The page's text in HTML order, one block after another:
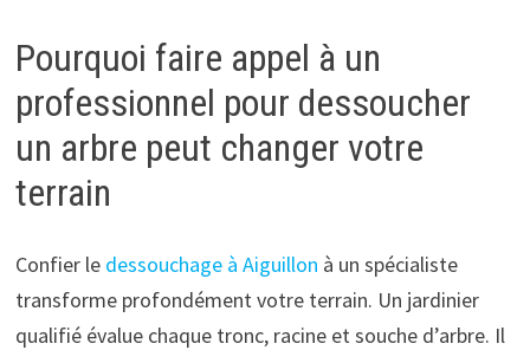
Pourquoi faire appel à un
professionnel pour dessoucher
un arbre peut changer votre
terrain
Confier le dessouchage à Aiguillon à un spécialiste
transforme profondément votre terrain. Un jardinier
qualifié évalue chaque tronc, racine et souche d’arbre. Il